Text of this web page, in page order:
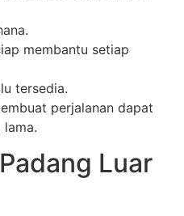
membantu setiap
tersedia.
perjalanan dapat
Luar